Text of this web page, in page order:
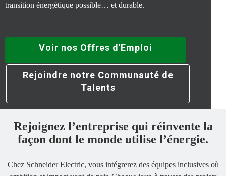
transition énergétique possible… et durable.
Voir nos Offres d'Emploi
Rejoindre notre Communauté de
Talents
Rejoignez l’entreprise qui réinvente la
façon dont le monde utilise l’énergie.
Chez Schneider Electric, vous intégrerez des équipes inclusives où